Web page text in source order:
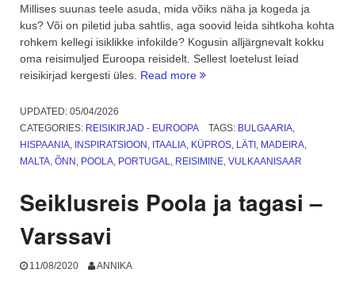
Millises suunas teele asuda, mida võiks näha ja kogeda ja
kus? Või on piletid juba sahtlis, aga soovid leida sihtkoha kohta
rohkem kellegi isiklikke infokilde? Kogusin alljärgnevalt kokku
oma reisimuljed Euroopa reisidelt. Sellest loetelust leiad
reisikirjad kergesti üles. Read more “Reisikirjad
Kokkuvõte”
UPDATED: 05/04/2026
CATEGORIES: REISIKIRJAD - EUROOPA TAGS: BULGAARIA,
HISPAANIA, INSPIRATSIOON , ITAALIA, KÜPROS, LÄTI , MADEIRA,
MALTA, ÕNN , POOLA, PORTUGAL, REISIMINE, VULKAANISAAR
Seiklusreis Poola ja tagasi –
Varssavi
11/08/2020 ANNIKA